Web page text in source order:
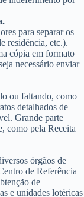
para separar os
residência, etc.).
cópia em formato
necessário enviar
ou faltando, como
detalhados de
Grande parte
como pela Receita
órgãos de
de Referência
de
e unidades lotéricas